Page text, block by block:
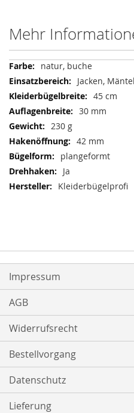
Mehr
Mehr
Informationen
natur, buche
Jacken,
45 cm
30 mm
230 g
42 mm
plangeformt
Ja
Kleiderbügelprofi
Impressum
AGB
Widerrufsrecht
Bestellvorgang
Datenschutz
Lieferung